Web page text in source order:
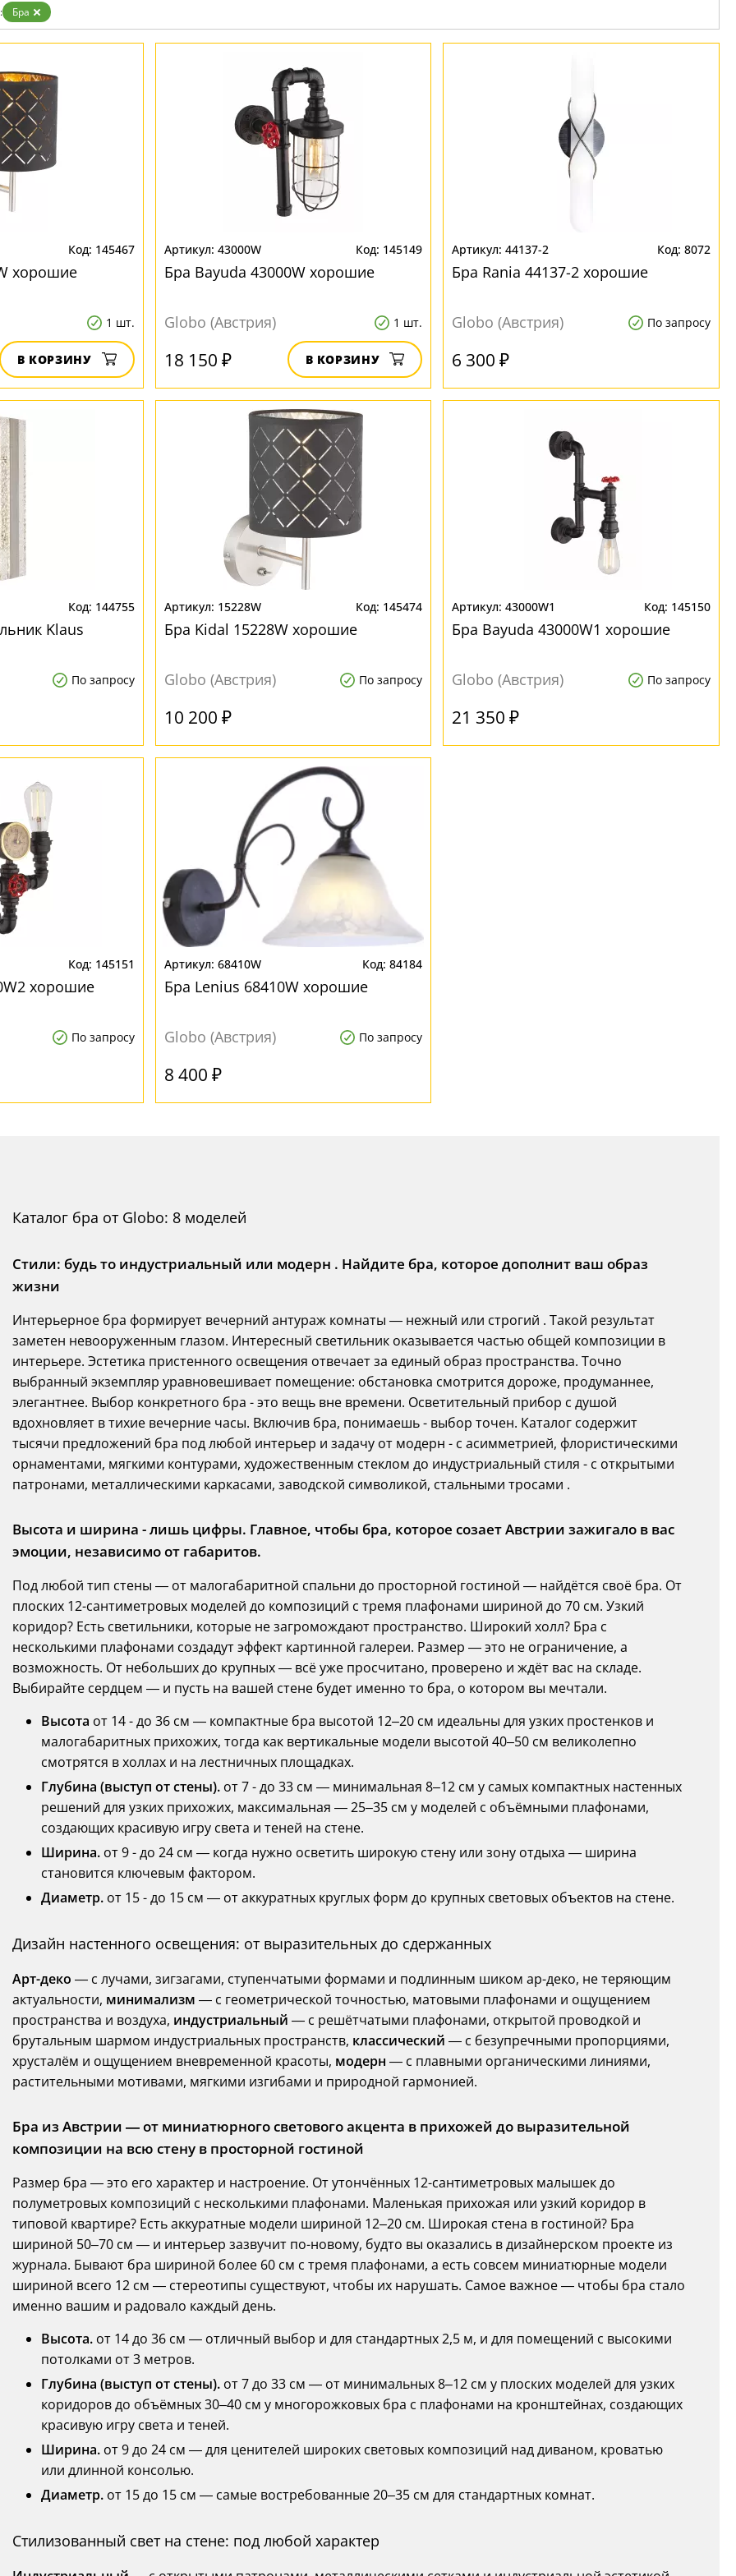
Бра
145467
хорошие
1 шт.
В КОРЗИНУ
43000W 145149
Бра Bayuda 43000W хорошие
Globo (Австрия) 1 шт.
18 150 ₽ В КОРЗИНУ
44137-2 8072
Бра Rania 44137-2 хорошие
Globo (Австрия) По запросу
6 300 ₽
144755
Klaus
По запросу
15228W 145474
Бра Kidal 15228W хорошие
Globo (Австрия) По запросу
10 200 ₽
43000W1 145150
Бра Bayuda 43000W1 хорошие
Globo (Австрия) По запросу
21 350 ₽
145151
хорошие
По запросу
68410W 84184
Бра Lenius 68410W хорошие
Globo (Австрия) По запросу
8 400 ₽
Каталог бра от Globo: 8 моделей
Стили: будь то индустриальный или модерн . Найдите бра, которое дополнит ваш образ
жизни
Интерьерное бра формирует вечерний антураж комнаты — нежный или строгий . Такой результат
заметен невооруженным глазом. Интересный светильник оказывается частью общей композиции в
интерьере. Эстетика пристенного освещения отвечает за единый образ пространства. Точно
выбранный экземпляр уравновешивает помещение: обстановка смотрится дороже, продуманнее,
элегантнее. Выбор конкретного бра - это вещь вне времени. Осветительный прибор с душой
вдохновляет в тихие вечерние часы. Включив бра, понимаешь - выбор точен. Каталог содержит
тысячи предложений бра под любой интерьер и задачу от модерн - с асимметрией, флористическими
орнаментами, мягкими контурами, художественным стеклом до индустриальный стиля - с открытыми
патронами, металлическими каркасами, заводской символикой, стальными тросами .
Высота и ширина - лишь цифры. Главное, чтобы бра, которое созает Австрии зажигало в вас
эмоции, независимо от габаритов.
Под любой тип стены — от малогабаритной спальни до просторной гостиной — найдётся своё бра. От
плоских 12-сантиметровых моделей до композиций с тремя плафонами шириной до 70 см. Узкий
коридор? Есть светильники, которые не загромождают пространство. Широкий холл? Бра с
несколькими плафонами создадут эффект картинной галереи. Размер — это не ограничение, а
возможность. От небольших до крупных — всё уже просчитано, проверено и ждёт вас на складе.
Выбирайте сердцем — и пусть на вашей стене будет именно то бра, о котором вы мечтали.
Высота от 14 - до 36 см — компактные бра высотой 12–20 см идеальны для узких простенков и
малогабаритных прихожих, тогда как вертикальные модели высотой 40–50 см великолепно
смотрятся в холлах и на лестничных площадках.
Глубина (выступ от стены). от 7 - до 33 см — минимальная 8–12 см у самых компактных настенных
решений для узких прихожих, максимальная — 25–35 см у моделей с объёмными плафонами,
создающих красивую игру света и теней на стене.
Ширина. от 9 - до 24 см — когда нужно осветить широкую стену или зону отдыха — ширина
становится ключевым фактором.
Диаметр. от 15 - до 15 см — от аккуратных круглых форм до крупных световых объектов на стене.
Дизайн настенного освещения: от выразительных до сдержанных
Арт-деко — с лучами, зигзагами, ступенчатыми формами и подлинным шиком ар-деко, не теряющим
актуальности, минимализм — с геометрической точностью, матовыми плафонами и ощущением
пространства и воздуха, индустриальный — с решётчатыми плафонами, открытой проводкой и
брутальным шармом индустриальных пространств, классический — с безупречными пропорциями,
хрусталём и ощущением вневременной красоты, модерн — с плавными органическими линиями,
растительными мотивами, мягкими изгибами и природной гармонией.
Бра из Австрии — от миниатюрного светового акцента в прихожей до выразительной
композиции на всю стену в просторной гостиной
Размер бра — это его характер и настроение. От утончённых 12-сантиметровых малышек до
полуметровых композиций с несколькими плафонами. Маленькая прихожая или узкий коридор в
типовой квартире? Есть аккуратные модели шириной 12–20 см. Широкая стена в гостиной? Бра
шириной 50–70 см — и интерьер зазвучит по-новому, будто вы оказались в дизайнерском проекте из
журнала. Бывают бра шириной более 60 см с тремя плафонами, а есть совсем миниатюрные модели
шириной всего 12 см — стереотипы существуют, чтобы их нарушать. Самое важное — чтобы бра стало
именно вашим и радовало каждый день.
Высота. от 14 до 36 см — отличный выбор и для стандартных 2,5 м, и для помещений с высокими
потолками от 3 метров.
Глубина (выступ от стены). от 7 до 33 см — от минимальных 8–12 см у плоских моделей для узких
коридоров до объёмных 30–40 см у многорожковых бра с плафонами на кронштейнах, создающих
красивую игру света и теней.
Ширина. от 9 до 24 см — для ценителей широких световых композиций над диваном, кроватью
или длинной консолью.
Диаметр. от 15 до 15 см — самые востребованные 20–35 см для стандартных комнат.
Стилизованный свет на стене: под любой характер